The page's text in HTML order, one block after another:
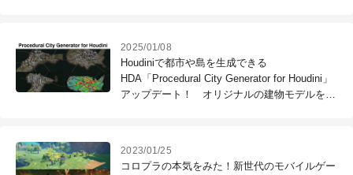
2025/01/08
Houdiniで都市や島を生成できる
HDA「Procedural City Generator for Houdini」
アップデート！ オリジナルの建物モデルを配
2023/01/25
コロプラの本気をみた！新世代のモバイルゲー